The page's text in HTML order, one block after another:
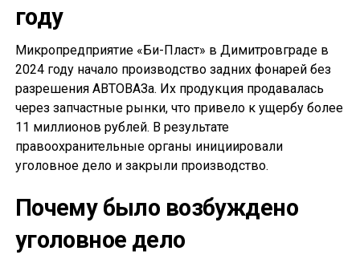
году
Микропредприятие «Би-Пласт» в Димитровграде в
2024 году начало производство задних фонарей без
разрешения АВТОВАЗа. Их продукция продавалась
через запчастные рынки, что привело к ущербу более
11 миллионов рублей. В результате
правоохранительные органы инициировали
уголовное дело и закрыли производство.
Почему было возбуждено
уголовное дело